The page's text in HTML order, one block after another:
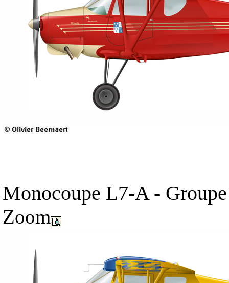
Monocoupe L7-A -
Zoom